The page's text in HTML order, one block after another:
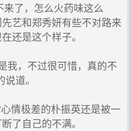
了，怎么火药味这么
艺和郑秀妍有些不对路来
还是这个样子。
我，不过很可惜，真的不
道。
情极差的朴振英还是被一
了自己的不满。